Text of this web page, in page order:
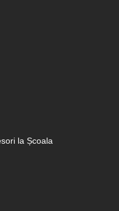
la Școala